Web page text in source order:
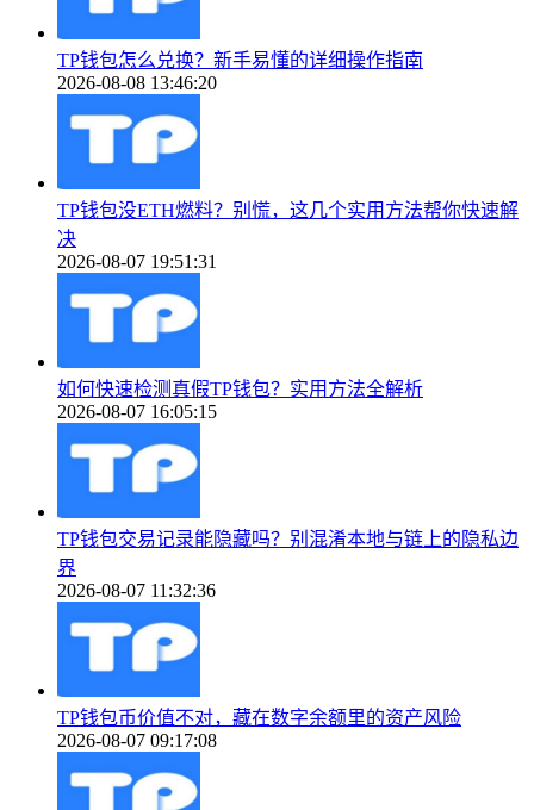
TP钱包怎么兑换？新手易懂的详细操作指南
2026-08-08 13:46:20
TP钱包没ETH燃料？别慌，这几个实用方法帮你快速解
决
2026-08-07 19:51:31
如何快速检测真假TP钱包？实用方法全解析
2026-08-07 16:05:15
TP钱包交易记录能隐藏吗？别混淆本地与链上的隐私边
界
2026-08-07 11:32:36
TP钱包币价值不对，藏在数字余额里的资产风险
2026-08-07 09:17:08